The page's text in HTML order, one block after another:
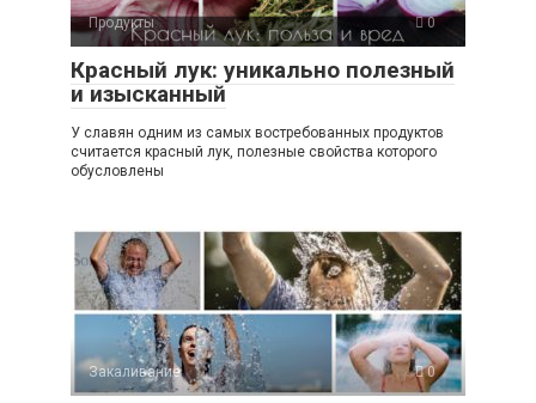
Продукты 0
Красный лук: уникально полезный
и изысканный
У славян одним из самых востребованных продуктов
считается красный лук, полезные свойства которого
обусловлены
Закаливание 0